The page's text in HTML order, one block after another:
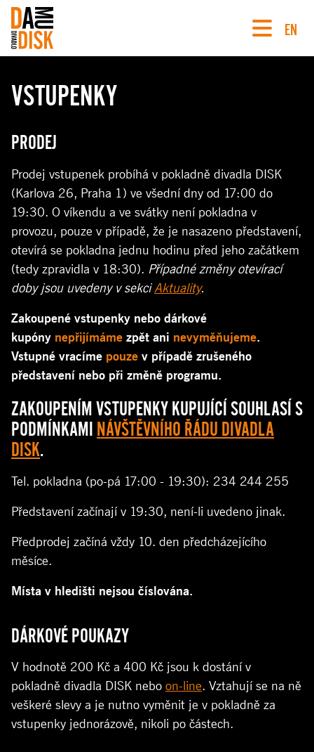
EN
VSTUPENKY
PRODEJ
Prodej vstupenek probíhá v pokladně divadla DISK
(Karlova 26, Praha 1) ve všední dny od 17:00 do
19:30. O víkendu a ve svátky není pokladna v
provozu, pouze v případě, že je nasazeno představení,
otevírá se pokladna jednu hodinu před jeho začátkem
(tedy zpravidla v 18:30). Případné změny otevírací
doby jsou uvedeny v sekciAktuality.
Zakoupené vstupenky nebo dárkové
kupóny nepřijímáme zpět ani nevyměňujeme.
Vstupné vracíme pouze v případě zrušeného
představení nebo při změně programu.
ZAKOUPENÍM VSTUPENKY KUPUJÍCÍ SOUHLASÍ S
PODMÍNKAMI NÁVŠTĚVNÍHO ŘÁDU DIVADLA
DISK
Tel. pokladna (po-pá 17:00 - 19:30): 234 244 255
Představení začínají v 19:30, není-li uvedeno jinak.
Předprodej začíná vždy 10. den předcházejícího
měsíce.
Místa v hledišti nejsou číslována.
DÁRKOVÉ POUKAZY
V hodnotě 200 Kč a 400 Kč jsou k dostání v
pokladně divadla DISK nebo on-line. Vztahují se na ně
veškeré slevy a je nutno vyměnit je v pokladně za
vstupenky jednorázově, nikoli po částech.